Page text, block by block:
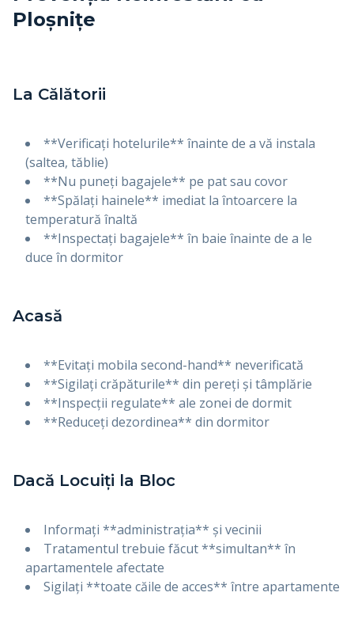
Ploșnițe
La Călătorii
**Verificați hotelurile** înainte de a vă instala
(saltea, tăblie)
**Nu puneți bagajele** pe pat sau covor
**Spălați hainele** imediat la întoarcere la
temperatură înaltă
**Inspectați bagajele** în baie înainte de a le
duce în dormitor
Acasă
**Evitați mobila second-hand** neverificată
**Sigilați crăpăturile** din pereți și tâmplărie
**Inspecții regulate** ale zonei de dormit
**Reduceți dezordinea** din dormitor
Dacă Locuiți la Bloc
Informați **administrația** și vecinii
Tratamentul trebuie făcut **simultan** în
apartamentele afectate
Sigilați **toate căile de acces** între apartamente